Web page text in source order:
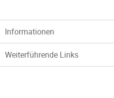
Informationen
Weiterführende Links